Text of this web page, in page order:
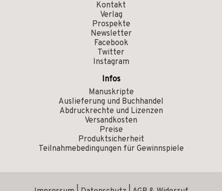
Kontakt
Verlag
Prospekte
Newsletter
Facebook
Twitter
Instagram
Infos
Manuskripte
Auslieferung und Buchhandel
Abdruckrechte und Lizenzen
Versandkosten
Preise
Produktsicherheit
Teilnahmebedingungen für Gewinnspiele